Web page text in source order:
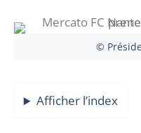
©
Afficher l’index